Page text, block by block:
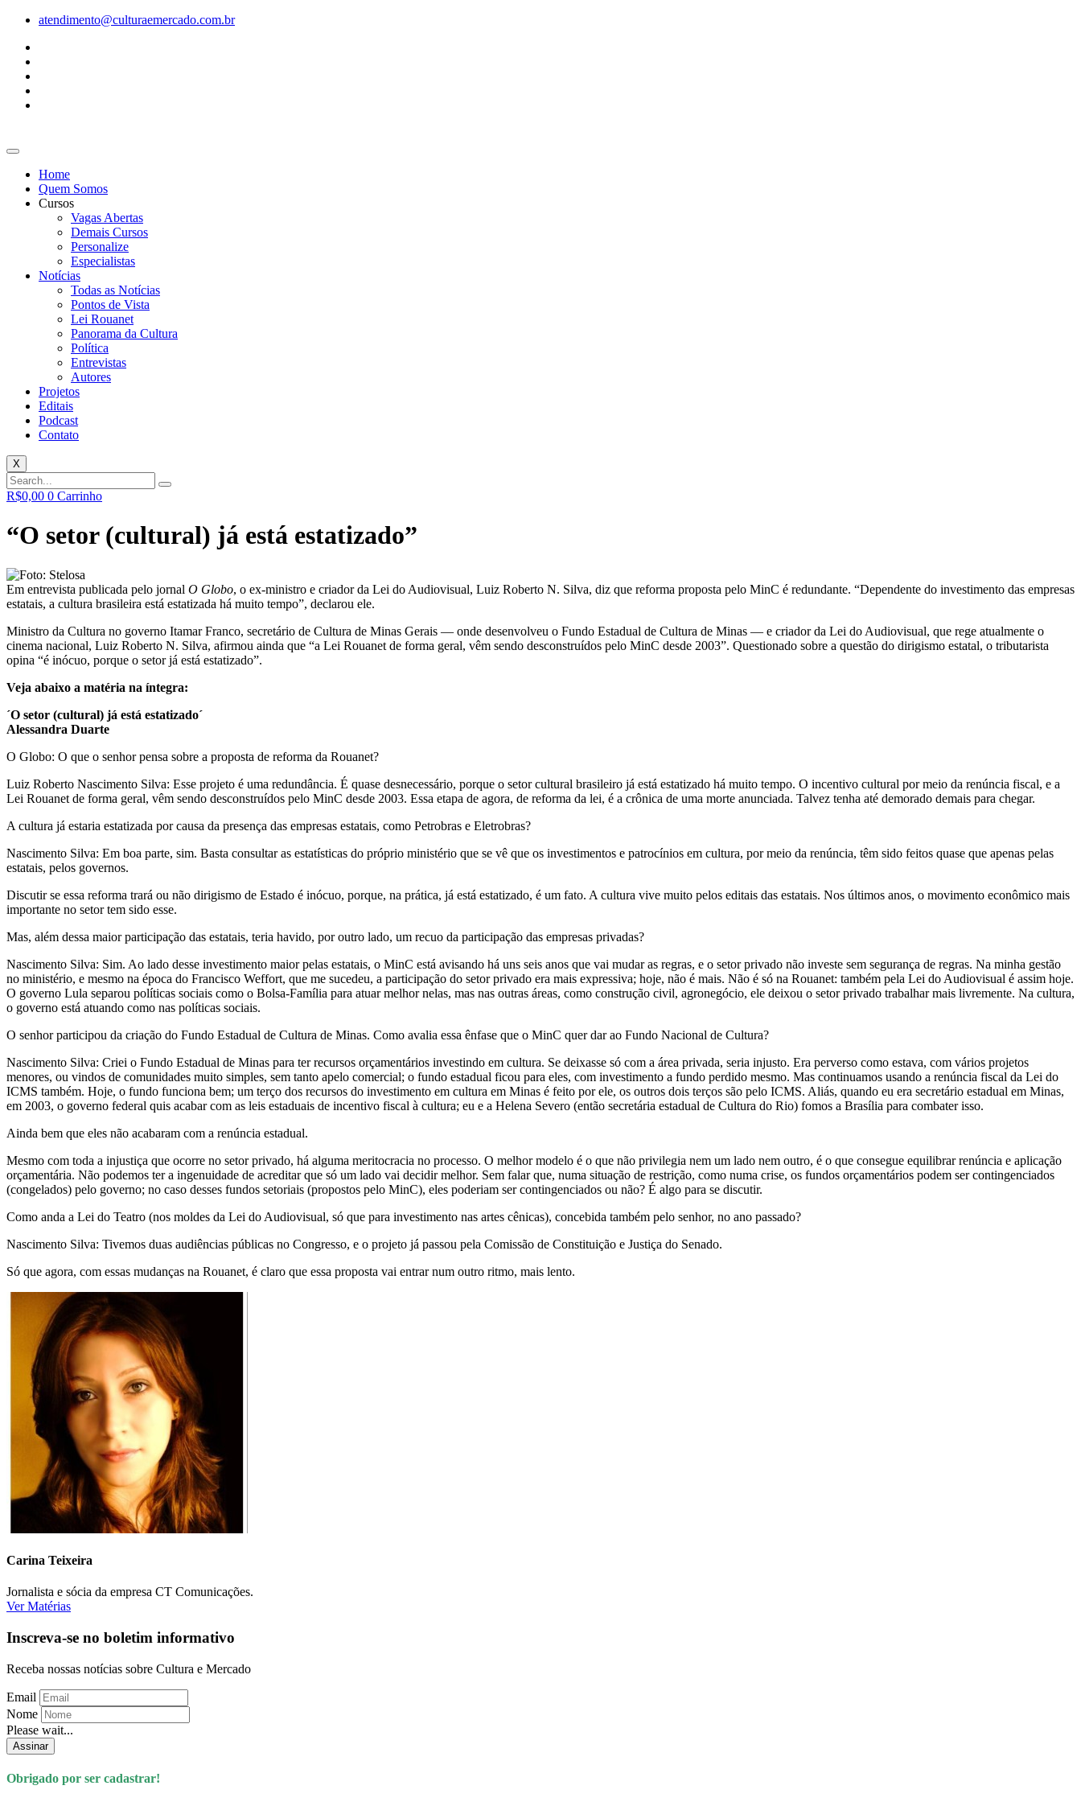
conteúdo
atendimento@culturaemercado.com.br
Home
Quem Somos
Cursos
Vagas Abertas
Demais Cursos
Personalize
Especialistas
Notícias
Todas as Notícias
Pontos de Vista
Lei Rouanet
Panorama da Cultura
Política
Entrevistas
Autores
Projetos
Editais
Podcast
Contato
X
R$0,00 0 Carrinho
“O setor (cultural) já está estatizado”
Em entrevista publicada pelo jornal O Globo, o ex-ministro e criador da Lei do Audiovisual, Luiz Roberto N. Silva, diz que reforma proposta pelo MinC é redundante. “Dependente do investimento das empresas
estatais, a cultura brasileira está estatizada há muito tempo”, declarou ele.
Ministro da Cultura no governo Itamar Franco, secretário de Cultura de Minas Gerais — onde desenvolveu o Fundo Estadual de Cultura de Minas — e criador da Lei do Audiovisual, que rege atualmente o
cinema nacional, Luiz Roberto N. Silva, afirmou ainda que “a Lei Rouanet de forma geral, vêm sendo desconstruídos pelo MinC desde 2003”. Questionado sobre a questão do dirigismo estatal, o tributarista
opina “é inócuo, porque o setor já está estatizado”.
Veja abaixo a matéria na íntegra:
´O setor (cultural) já está estatizado´
Alessandra Duarte
O Globo: O que o senhor pensa sobre a proposta de reforma da Rouanet?
Luiz Roberto Nascimento Silva: Esse projeto é uma redundância. É quase desnecessário, porque o setor cultural brasileiro já está estatizado há muito tempo. O incentivo cultural por meio da renúncia fiscal, e a
Lei Rouanet de forma geral, vêm sendo desconstruídos pelo MinC desde 2003. Essa etapa de agora, de reforma da lei, é a crônica de uma morte anunciada. Talvez tenha até demorado demais para chegar.
A cultura já estaria estatizada por causa da presença das empresas estatais, como Petrobras e Eletrobras?
Nascimento Silva: Em boa parte, sim. Basta consultar as estatísticas do próprio ministério que se vê que os investimentos e patrocínios em cultura, por meio da renúncia, têm sido feitos quase que apenas pelas
estatais, pelos governos.
Discutir se essa reforma trará ou não dirigismo de Estado é inócuo, porque, na prática, já está estatizado, é um fato. A cultura vive muito pelos editais das estatais. Nos últimos anos, o movimento econômico mais
importante no setor tem sido esse.
Mas, além dessa maior participação das estatais, teria havido, por outro lado, um recuo da participação das empresas privadas?
Nascimento Silva: Sim. Ao lado desse investimento maior pelas estatais, o MinC está avisando há uns seis anos que vai mudar as regras, e o setor privado não investe sem segurança de regras. Na minha gestão
no ministério, e mesmo na época do Francisco Weffort, que me sucedeu, a participação do setor privado era mais expressiva; hoje, não é mais. Não é só na Rouanet: também pela Lei do Audiovisual é assim hoje.
O governo Lula separou políticas sociais como o Bolsa-Família para atuar melhor nelas, mas nas outras áreas, como construção civil, agronegócio, ele deixou o setor privado trabalhar mais livremente. Na cultura,
o governo está atuando como nas políticas sociais.
O senhor participou da criação do Fundo Estadual de Cultura de Minas. Como avalia essa ênfase que o MinC quer dar ao Fundo Nacional de Cultura?
Nascimento Silva: Criei o Fundo Estadual de Minas para ter recursos orçamentários investindo em cultura. Se deixasse só com a área privada, seria injusto. Era perverso como estava, com vários projetos
menores, ou vindos de comunidades muito simples, sem tanto apelo comercial; o fundo estadual ficou para eles, com investimento a fundo perdido mesmo. Mas continuamos usando a renúncia fiscal da Lei do
ICMS também. Hoje, o fundo funciona bem; um terço dos recursos do investimento em cultura em Minas é feito por ele, os outros dois terços são pelo ICMS. Aliás, quando eu era secretário estadual em Minas,
em 2003, o governo federal quis acabar com as leis estaduais de incentivo fiscal à cultura; eu e a Helena Severo (então secretária estadual de Cultura do Rio) fomos a Brasília para combater isso.
Ainda bem que eles não acabaram com a renúncia estadual.
Mesmo com toda a injustiça que ocorre no setor privado, há alguma meritocracia no processo. O melhor modelo é o que não privilegia nem um lado nem outro, é o que consegue equilibrar renúncia e aplicação
orçamentária. Não podemos ter a ingenuidade de acreditar que só um lado vai decidir melhor. Sem falar que, numa situação de restrição, como numa crise, os fundos orçamentários podem ser contingenciados
(congelados) pelo governo; no caso desses fundos setoriais (propostos pelo MinC), eles poderiam ser contingenciados ou não? É algo para se discutir.
Como anda a Lei do Teatro (nos moldes da Lei do Audiovisual, só que para investimento nas artes cênicas), concebida também pelo senhor, no ano passado?
Nascimento Silva: Tivemos duas audiências públicas no Congresso, e o projeto já passou pela Comissão de Constituição e Justiça do Senado.
Só que agora, com essas mudanças na Rouanet, é claro que essa proposta vai entrar num outro ritmo, mais lento.
Carina Teixeira
Jornalista e sócia da empresa CT Comunicações.
Ver Matérias
Inscreva-se no boletim informativo
Receba nossas notícias sobre Cultura e Mercado
Email
Nome
Please wait...
Assinar
Obrigado por ser cadastrar!